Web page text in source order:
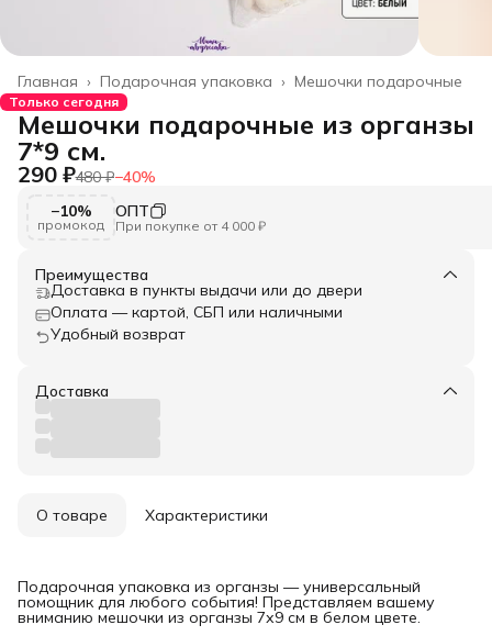
Мешочки подарочные
Подарочная упаковка ›
Главная ›
Только сегодня
Мешочки подарочные из органзы
7*9 см.
290 ₽480 ₽−40%
−10%
промокод
ОПТ
При покупке от 4 000 ₽
Преимущества
Доставка в пункты выдачи или до двери
Оплата — картой, СБП или наличными
Удобный возврат
Доставка
О товаре Характеристики
Подарочная упаковка из органзы — универсальный
помощник для любого события! Представляем вашему
вниманию мешочки из органзы 7х9 см в белом цвете.